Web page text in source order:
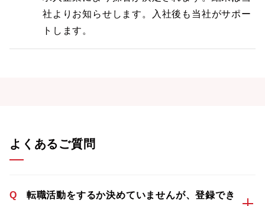
社よりお知らせします。入社後も当社がサポー
トします。
よくあるご質問
Q
転職活動をするか決めていませんが、登録でき